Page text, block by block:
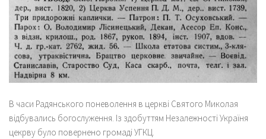
В часи Радянського поневолення в церкві Святого Миколая
відбувались богослуження. Із здобуттям Незалежності Україня
цекрву було повернено громаді УГКЦ.